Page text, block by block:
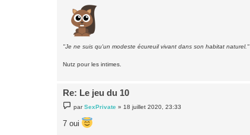
"Je ne suis qu'un modeste écureuil vivant dans son habitat naturel."
Nutz pour les intimes.
Re: Le jeu du 10
e
s
parSexPrivate » 18 juillet 2020, 23:33
7 oui